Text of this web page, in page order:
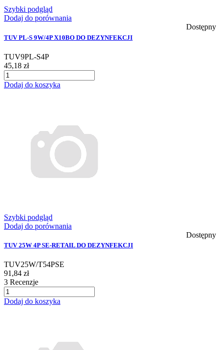
Szybki podgląd
Dodaj do porównania
Dostępny
TUV PL-S 9W/4P X10BO DO DEZYNFEKCJI
TUV9PL-S4P
45,18 zł
Dodaj do koszyka
Szybki podgląd
Dodaj do porównania
Dostępny
TUV 25W 4P SE-RETAIL DO DEZYNFEKCJI
TUV25W/T54PSE
91,84 zł
3 Recenzje
Dodaj do koszyka